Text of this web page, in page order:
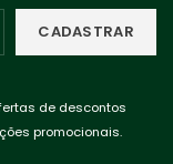
de descontos
promocionais.